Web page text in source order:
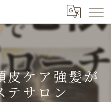
皮ケア強髪が
テサロン